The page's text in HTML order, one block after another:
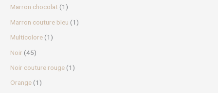
Marron chocolat (1)
Marron couture bleu (1)
Multicolore (1)
Noir (45)
Noir couture rouge (1)
Orange (1)